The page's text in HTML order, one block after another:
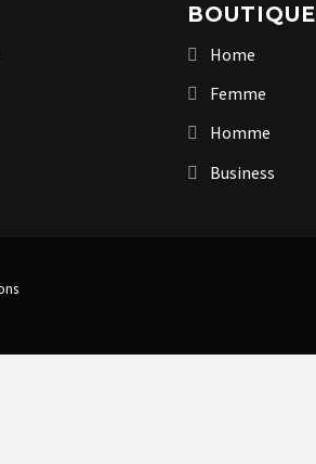
BOUTIQUE
Home
Femme
Homme
Business